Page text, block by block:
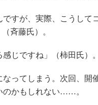
メイドインジ
知財マネジメン
グローバル設
ですが、実際、こうして
斉藤氏）。
じですね」（柿田氏）。
ってしまう。次回、開
のかもしれない……。